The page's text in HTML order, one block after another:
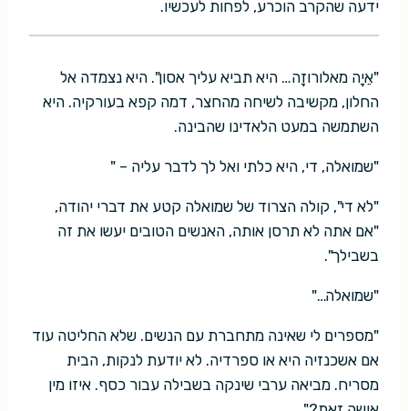
ידעה שהקרב הוכרע, לפחות לעכשיו.
"אֵיָה מאלורוזָה… היא תביא עליך אסון". היא נצמדה אל
החלון, מקשיבה לשיחה מהחצר, דמה קפא בעורקיה. היא
השתמשה במעט הלאדינו שהבינה.
"שמואלה, די, היא כלתי ואל לך לדבר עליה – "
"לא די", קולה הצרוד של שמואלה קטע את דברי יהודה,
"אם אתה לא תרסן אותה, האנשים הטובים יעשו את זה
בשבילך".
"שמואלה…"
"מספרים לי שאינה מתחברת עם הנשים. שלא החליטה עוד
אם אשכנזיה היא או ספרדיה. לא יודעת לנקות, הבית
מסריח. מביאה ערבי שינקה בשבילה עבור כסף. איזו מין